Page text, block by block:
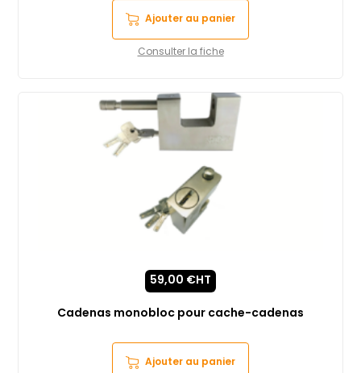
Ajouter au panier
Consulter la fiche
Cadenas monobloc pour cache-cadenas
59,00 €HT
Ajouter au panier